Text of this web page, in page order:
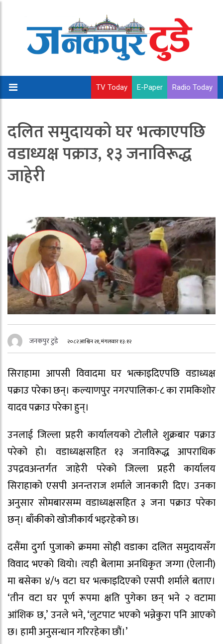
TV Today E-Paper Radio Today
दलित समुदायको घर भत्काएपछि
वडाध्यक्ष पक्राउ, १३ जनाविरूद्ध
जाहेरी
जनकपुर टुडे २०८२ आश्विन २१, मंगलवार १३:१२
सिराहामा आपसी विवादमा घर भत्काइदिएपछि वडाध्यक्ष
पक्राउ परेका छन्। कल्याणपुर नगरपालिका-८ का रामकिशोर
यादव पक्राउ परेका हुन्।
उनलाई जिल्ला प्रहरी कार्यालयको टोलीले शुक्रबार पक्राउ
परेको हो। वडाध्यक्षसहित १३ जनाविरूद्ध आपराधिक
उपद्रवअन्तर्गत जाहेरी परेको जिल्ला प्रहरी कार्यालय
सिराहाको एसपी अनन्तराज शर्माले जानकारी दिए। उनका
अनुसार सोमबारसम्म वडाध्यक्षसहित ३ जना पक्राउ परेका
छन्। बाँकीको खोजीकार्य भइरहेको छ।
दसैंमा दुर्गा पुजाको क्रममा सोही वडाका दलित समुदायसँग
विवाद भएको थियो। त्यही बेलामा अनधिकृत जग्गा (ऐलानी)
मा बसेका ४/५ वटा घर भत्काइदिएको एसपी शर्माले बताए।
‘तीन वटा घर पूर्ण रूपमा क्षति पुगेका छन् भने २ वटामा
आंशिक छ,’ उनले भने, ‘लुटपाट भएको भन्नेकुरा पनि आएको
छ। हामी अनुसन्धान गरिरहेका छौं।’